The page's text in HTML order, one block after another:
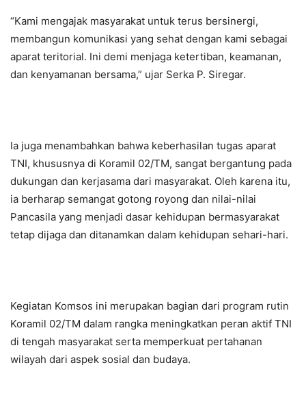
“Kami mengajak masyarakat untuk terus bersinergi,
membangun komunikasi yang sehat dengan kami sebagai
aparat teritorial. Ini demi menjaga ketertiban, keamanan,
dan kenyamanan bersama,” ujar Serka P. Siregar.
Ia juga menambahkan bahwa keberhasilan tugas aparat
TNI, khususnya di Koramil 02/TM, sangat bergantung pada
dukungan dan kerjasama dari masyarakat. Oleh karena itu,
ia berharap semangat gotong royong dan nilai-nilai
Pancasila yang menjadi dasar kehidupan bermasyarakat
tetap dijaga dan ditanamkan dalam kehidupan sehari-hari.
Kegiatan Komsos ini merupakan bagian dari program rutin
Koramil 02/TM dalam rangka meningkatkan peran aktif TNI
di tengah masyarakat serta memperkuat pertahanan
wilayah dari aspek sosial dan budaya.